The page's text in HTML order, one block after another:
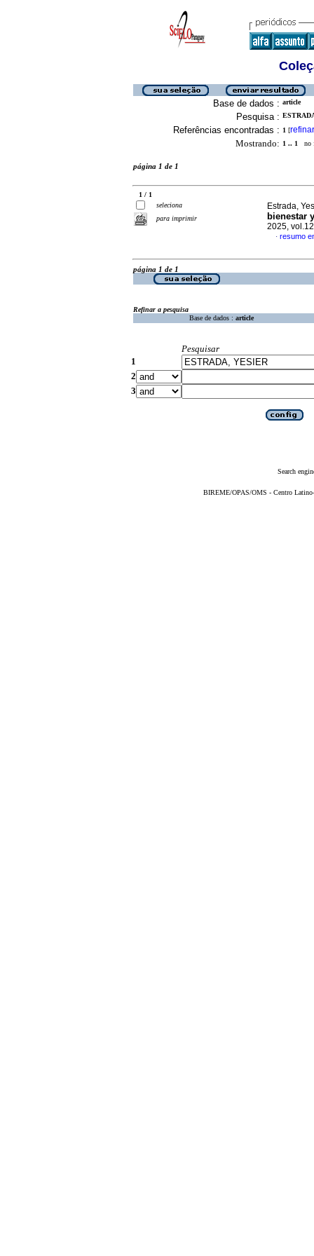
Base de dados : article
Pesquisa :
Referências encontradas : 1 [refinar
Mostrando: 1 .. 1 no
página 1 de 1
1 / 1
seleciona
para imprimir
Estrada,
bienestar
2025,
· resumo
página 1 de 1
Refinar a pesquisa
Base de dados : article
Pesquisar
1
2
3
Search
BIREME/OPAS/OMS - Centro Latino-